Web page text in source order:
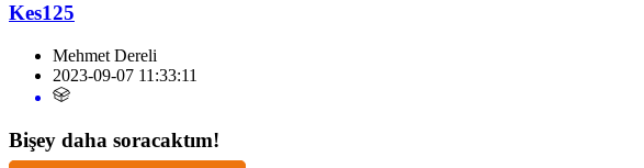
Kes125
Mehmet Dereli
2023-09-07 11:33:11
Bişey daha soracaktım!